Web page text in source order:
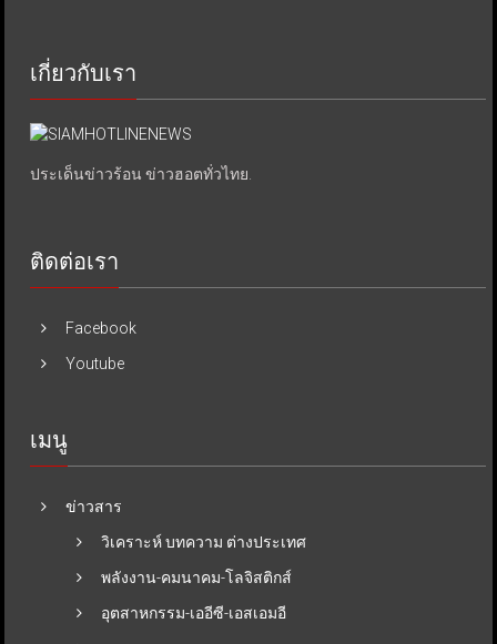
เกี่ยวกับเรา
ประเด็นข่าวร้อน ข่าวฮอตทั่วไทย.
ติดต่อเรา
Facebook
Youtube
เมนู
ข่าวสาร
วิเคราะห์ บทความ ต่างประเทศ
พลังงาน-คมนาคม-โลจิสติกส์
อุตสาหกรรม-เออีซี-เอสเอมอี